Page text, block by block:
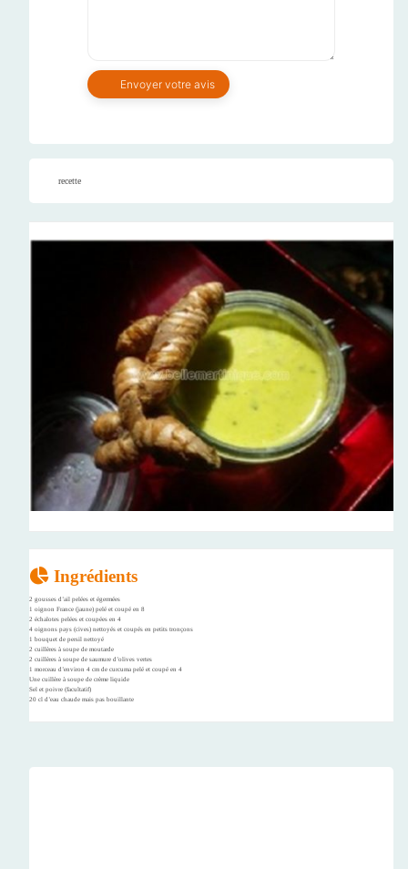
recette
Ingrédients
2 gousses d’ail pelées et égermées
1 oignon France (jaune) pelé et coupé en 8
2 échalotes pelées et coupées en 4
4 oignons pays (cives) nettoyés et coupés en petits tronçons
1 bouquet de persil nettoyé
2 cuillères à soupe de moutarde
2 cuillères à soupe de saumure d’olives vertes
1 morceau d’environ 4 cm de curcuma pelé et coupé en 4
Une cuillère à soupe de crème liquide
Sel et poivre (facultatif)
20 cl d’eau chaude mais pas bouillante